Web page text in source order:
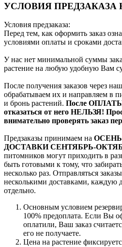
УСЛОВИЯ ПРЕДЗАКАЗА
Условия предзаказа:
Перед тем, как оформить заказ
условиями оплаты и сроками
У нас нет минимальной суммы
растение на любую удобную Вам
После получения заказов через
обрабатываем их и направляем в
и бронь растений. После ОПЛАТЫ
отказаться от него НЕЛЬЗЯ!
внимательно проверять заказ
Предзаказы принимаем на ОСЕНЬ
ДОСТАВКИ СЕНТЯБРЬ-
питомников могут приходить в
быть готовыми к тому, что
несколько раз. Отправляться
несколькими доставками, каждую
отдельно.
Основным условием
100% предоплата. Если Вы
оплатили, Ваш заказ
его не получаете.
Цена на растение